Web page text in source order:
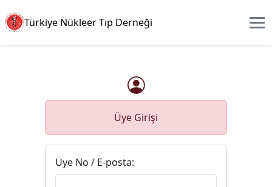
Türkiye Nükleer Tıp Derneği
Üye Girişi
Üye No / E-posta: